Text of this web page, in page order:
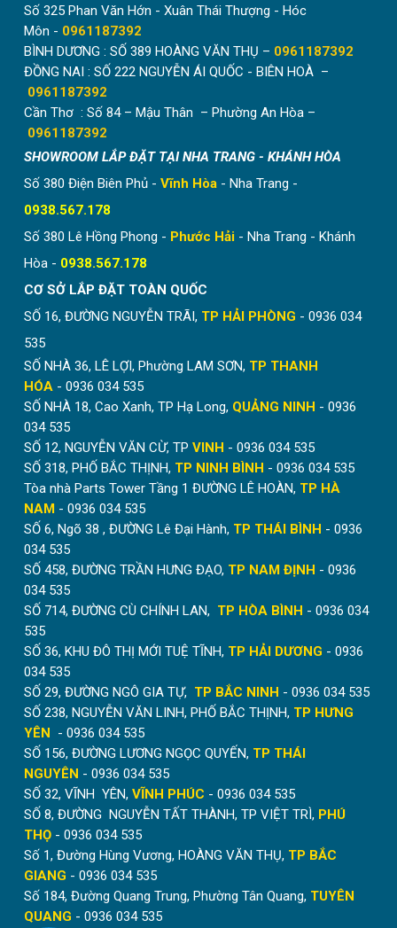
Giải pháp độc đáo với nhiều ưu điểm vượt trội mà chắc
chắn các bạn không nên bỏ.
Liên hệ ngay với chúng tôi qua
Zalo: 0936.034.535
để nhận tư vấn, báo giá trực tiếp
từ nhân viên kỹ thuật của Hòa Phát. Chúng tôi có nhiều
ưu đãi hấp dẫn với mức chiết khấu lên tới 30%.
Lắp đặt rèm tổ ong chất lượng tại
Hòa Phát
Quý khách hàng đang muốn tìm rèm tổ ong ngăn
phòng ngủ chất lượng, Hòa Phát là lựa chọn chắc chắn
sẽ đem đến sự hài lòng cho khách hàng. Chúng tôi tự
hào là một trong những đơn vị tiên phong trực tiếp sản
xuất và phân phối Rèm tổ ong tại thị trường miền Bắc.
Khảo sát, tư vấn, mang mẫu tận nơi hoàn toàn
Minh bạch, rõ ràng về giá. Báo giá trực tiếp tại
công trình. Cam kết không có thêm chi phí phát
sinh.
Nhân viên kỹ thuật kinh nghiệm, tư vấn giải pháp
lắp đặt phù hợp, hiệu quả nhất.
Đa dạng mẫu mã để khách hàng lựa chọn.
Cam kết chất lượng sản phẩm. Khách hàng kiểm
tra chất lượng sản phẩm, nghiệm thu công trình
trước khi thanh toán.
Chúng tôi luôn nỗ lực mang đến cho khách hàng sự hài
lòng cả về chất lượng sản phẩm và chất lượng dịch vụ.
Để Nhận Mẫu Rèm Miễn Phí và Báo Giá Cụ Thể từ Hòa
Số 325 Phan Văn Hớn - Xuân Thái Thượng - Hóc
Môn - 0961187392
BÌNH DƯƠNG : SỐ 389 HOÀNG VĂN THỤ – 0961187392
ĐỒNG NAI : SỐ 222 NGUYỄN ÁI QUỐC - BIÊN HOÀ –
0961187392
Cần Thơ : Số 84 – Mậu Thân – Phường An Hòa –
0961187392
SHOWROOM LẮP ĐẶT TẠI NHA TRANG - KHÁNH HÒA
Số 380 Điện Biên Phủ - Vĩnh Hòa - Nha Trang -
0938.567.178
Số 380 Lê Hồng Phong - Phước Hải - Nha Trang - Khánh
Hòa - 0938.567.178
CƠ SỞ LẮP ĐẶT TOÀN QUỐC
SỐ 16, ĐƯỜNG NGUYỄN TRÃI, TP HẢI PHÒNG - 0936 034
535
SỐ NHÀ 36, LÊ LỢI, Phường LAM SƠN, TP THANH
HÓA - 0936 034 535
SỐ NHÀ 18, Cao Xanh, TP Hạ Long, QUẢNG NINH - 0936
034 535
SỐ 12, NGUYỄN VĂN CỪ, TP VINH - 0936 034 535
SỐ 318, PHỐ BẮC THỊNH, TP NINH BÌNH - 0936 034 535
Tòa nhà Parts Tower Tầng 1 ĐƯỜNG LÊ HOÀN, TP HÀ
NAM - 0936 034 535
SỐ 6, Ngõ 38 , ĐƯỜNG Lê Đại Hành, TP THÁI BÌNH - 0936
034 535
SỐ 458, ĐƯỜNG TRẦN HƯNG ĐẠO, TP NAM ĐỊNH - 0936
034 535
SỐ 714, ĐƯỜNG CÙ CHÍNH LAN, TP HÒA BÌNH - 0936 034
535
SỐ 36, KHU ĐÔ THỊ MỚI TUỆ TĨNH, TP HẢI DƯƠNG - 0936
034 535
SỐ 29, ĐƯỜNG NGÔ GIA TỰ, TP BẮC NINH - 0936 034 535
SỐ 238, NGUYỄN VĂN LINH, PHỐ BẮC THỊNH, TP HƯNG
YÊN - 0936 034 535
SỐ 156, ĐƯỜNG LƯƠNG NGỌC QUYẾN, TP THÁI
NGUYÊN - 0936 034 535
SỐ 32, VĨNH YÊN, VĨNH PHÚC - 0936 034 535
SỐ 8, ĐƯỜNG NGUYỄN TẤT THÀNH, TP VIỆT TRÌ, PHÚ
THỌ - 0936 034 535
Số 1, Đường Hùng Vương, HOÀNG VĂN THỤ, TP BẮC
GIANG - 0936 034 535
Số 184, Đường Quang Trung, Phường Tân Quang, TUYÊN
QUANG - 0936 034 535